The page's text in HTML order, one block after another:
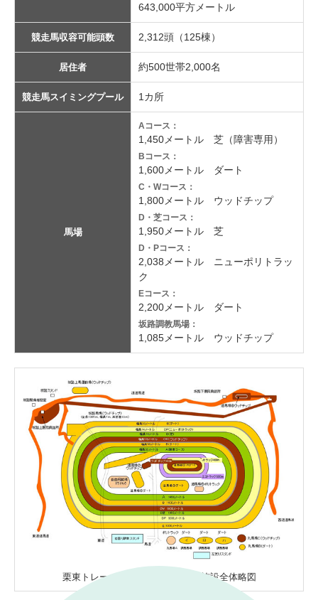
643,000平方メートル
競走馬収容可能頭数 2,312頭（125棟）
居住者 約500世帯2,000名
競走馬スイミングプール 1カ所
馬場
Aコース：
1,450メートル 芝（障害専用）
Bコース：
1,600メートル ダート
C・Wコース：
1,800メートル ウッドチップ
D・芝コース：
1,950メートル 芝
D・Pコース：
2,038メートル ニューポリトラッ
ク
Eコース：
2,200メートル ダート
坂路調教馬場：
1,085メートル ウッドチップ
栗東トレーニング・センター調教施設全体略図